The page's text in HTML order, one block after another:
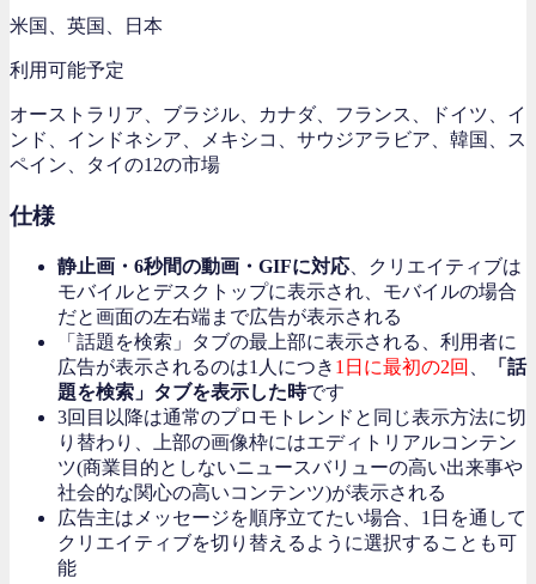
米国、英国、日本
利用可能予定
オーストラリア、ブラジル、カナダ、フランス、ドイツ、イ
ンド、インドネシア、メキシコ、サウジアラビア、韓国、ス
ペイン、タイの12の市場
仕様
静止画・6秒間の動画・GIFに対応 、クリエイティブは
モバイルとデスクトップに表示され、モバイルの場合
だと画面の左右端まで広告が表示される
「話題を検索」タブの最上部に表示される、利用者に
広告が表示されるのは1人につき 1日に最初の2回
「話
題を検索」タブを表示した時です
3回目以降は通常のプロモトレンドと同じ表示方法に切
り替わり、上部の画像枠にはエディトリアルコンテン
ツ(商業目的としないニュースバリューの高い出来事や
社会的な関心の高いコンテンツ)が表示される
広告主はメッセージを順序立てたい場合、1日を通して
クリエイティブを切り替えるように選択することも可
能